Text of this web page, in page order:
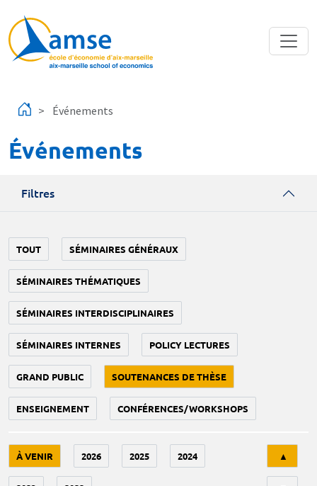
Événements
Événements
Filtres
TOUT SÉMINAIRES GÉNÉRAUX
SÉMINAIRES THÉMATIQUES
SÉMINAIRES INTERDISCIPLINAIRES
SÉMINAIRES INTERNES POLICY LECTURES
GRAND PUBLIC SOUTENANCES DE THÈSE
ENSEIGNEMENT CONFÉRENCES/WORKSHOPS
À VENIR 2026 2025 2024 ▲